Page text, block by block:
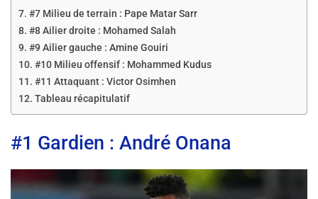
#7 Milieu de terrain : Pape Matar Sarr
#8 Ailier droite : Mohamed Salah
#9 Ailier gauche : Amine Gouiri
#10 Milieu offensif : Mohammed Kudus
#11 Attaquant : Victor Osimhen
Tableau récapitulatif
#1 Gardien : André Onana